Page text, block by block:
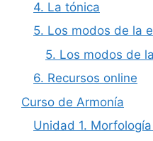
4. La tónica
5. Los modos de la
5. Los modos de
6. Recursos online
Curso de Armonía
Unidad 1.